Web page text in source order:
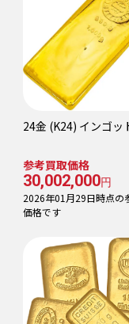
24金 (K24) インゴッ
参考買取価格
30,002,000円
2026年01月29日時点の
価格です